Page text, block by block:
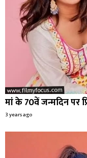
मां के 70वें जन्मदिन पर
3 years ago